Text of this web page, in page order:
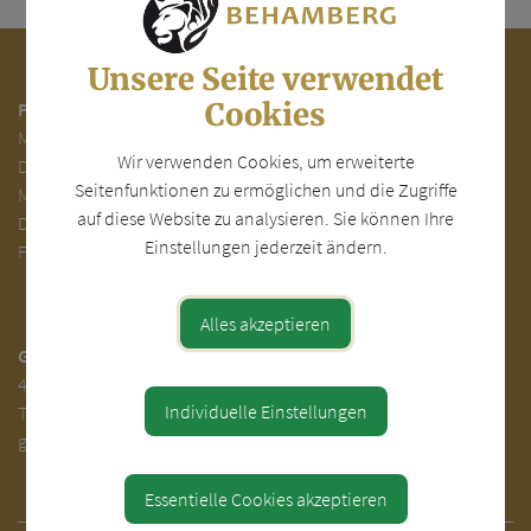
Parteienverkehr:
Mo.
Di.
7.00 - 12.00 und 13.00 - 18.00 Uhr
Mi. 7.00 - 12.00 Uhr
Do. 7.00 - 12.00 und 14.00 - 16.00 Uhr
Fr. 7.00 - 12.00 Uhr
Gemeinde Behamberg
4441 Behamberg 30
Tel.
+43(0) 7252-31000
gemeinde@behamberg.gv.at
Unsere Seite verwendet
Cookies
Wir verwenden Cookies, um erweiterte
Seitenfunktionen zu ermöglichen und die Zugriffe
auf diese Website zu analysieren. Sie können Ihre
Einstellungen jederzeit ändern.
Alles akzeptieren
Individuelle Einstellungen
Essentielle Cookies akzeptieren